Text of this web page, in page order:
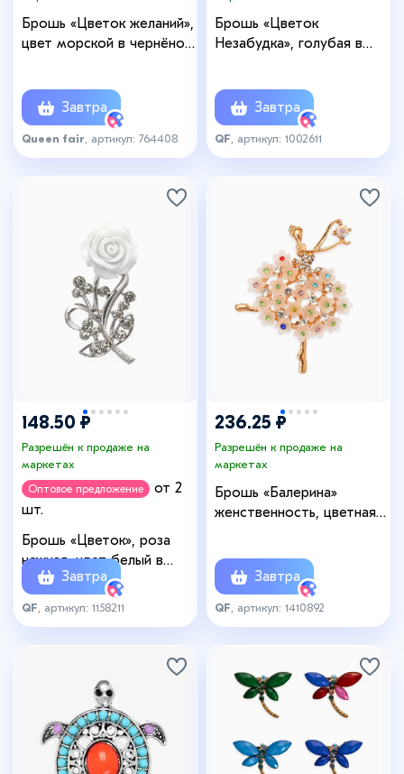
Брошь «Цветок желаний»,
цвет морской в чернёном
Завтра
Queen fair , артикул: 764408
Брошь «Цветок
Незабудка», голубая в
Завтра
QF , артикул: 1002611
148.50 ₽
Разрешён к продаже на
маркетах
Оптовое предложение
от 2
шт.
Брошь «Цветок», роза
нежная, цвет белый в
серебреЗавтра
QF , артикул: 1158211
236.25 ₽
Разрешён к продаже на
маркетах
Брошь «Балерина»
женственность, цветная в
Завтра
QF , артикул: 1410892